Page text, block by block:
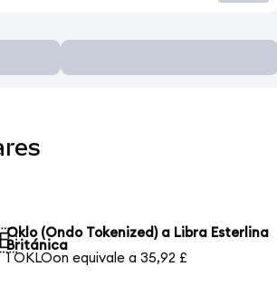
Oklo (Ondo Tokenized) a Libra Esterlina
Británica
1 OKLOon equivale a 35,92 £